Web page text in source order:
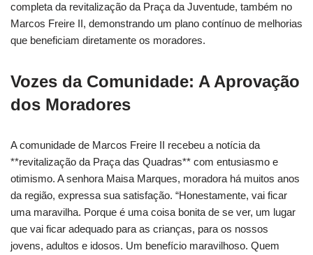
completa da revitalização da Praça da Juventude, também no
Marcos Freire II, demonstrando um plano contínuo de melhorias
que beneficiam diretamente os moradores.
Vozes da Comunidade: A Aprovação
dos Moradores
A comunidade de Marcos Freire II recebeu a notícia da
**revitalização da Praça das Quadras** com entusiasmo e
otimismo. A senhora Maisa Marques, moradora há muitos anos
da região, expressa sua satisfação. “Honestamente, vai ficar
uma maravilha. Porque é uma coisa bonita de se ver, um lugar
que vai ficar adequado para as crianças, para os nossos
jovens, adultos e idosos. Um benefício maravilhoso. Quem